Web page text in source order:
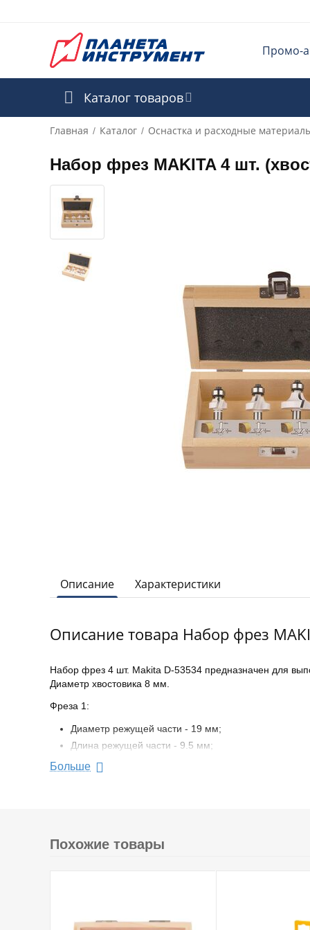
Промо-
Каталог товаров
Главная / Каталог / Оснастка и расходные
Набор фрез MAKITA 4 шт.
Описание Характеристики
Описание товара Набор фрез
Набор фрез 4 шт. Makita D-53534 предназначен для
Диаметр хвостовика 8 мм.
Фреза 1:
Диаметр режущей части - 19 мм;
Длина режущей части - 9.5 мм;
Общая длина - 53.4 мм;
Диаметр подшипника - 12.7 мм.
Больше
Похожие товары